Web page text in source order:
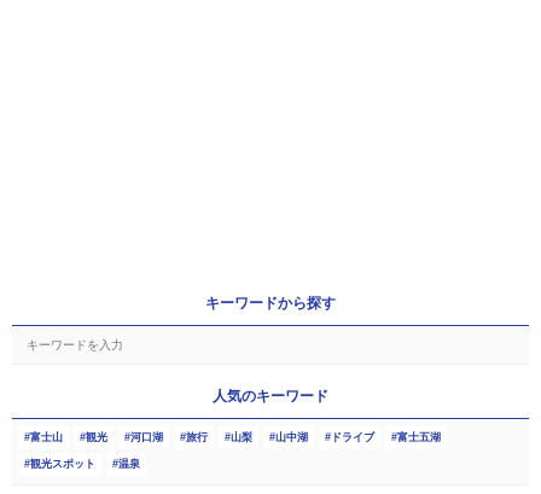
キーワードから探す
人気のキーワード
富士山 観光 河口湖 旅行 山梨 山中湖 ドライブ 富士五湖
観光スポット 温泉